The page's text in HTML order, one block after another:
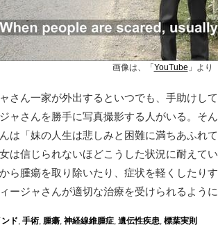
画像は、「 YouTube 」より
さん一家が外出するといつでも、手助けし
ャさんを勝手に写真撮影する人がいる。そ
は「妹の人生は悲しみと困難に満ちあふれ
は信じられないほどこうした状況に耐えて
ら腫瘍を取り除いたり、症状を軽くしたり
ージャさんが適切な治療を受けられるように
ンド, 手術, 腫瘍, 神経線維腫症, 遺伝性疾患, 標葉実則